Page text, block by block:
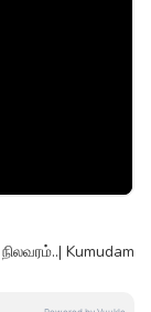
Kumudam